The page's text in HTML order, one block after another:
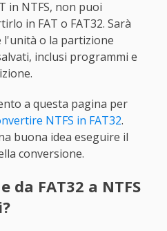
in NTFS, non puoi
in FAT o FAT32. Sarà
o la partizione
inclusi programmi e
a questa pagina per
NTFS in FAT32.
buona idea eseguire il
conversione.
da FAT32 a NTFS